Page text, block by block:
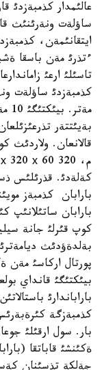
عالئمدار كذمبةزدئ
ساؤلةت ونةرئنئث
ايتقانئمةن،
ءتذرئ مةن باسقا
تاسئلئ ارعئ
بةيئتتةر
كةلةدئ. قذرئلئس
بارابان كذمبةز
بارابان ساتئلانئپ
كوپ قئرلئ جانة
پورتال اركاسئ مةن
بيئكتئگئ قانداي
باراباندارئ
كذمبةزگة
بار. سول ارقئلئ
ةكئنشئ قاباتقا